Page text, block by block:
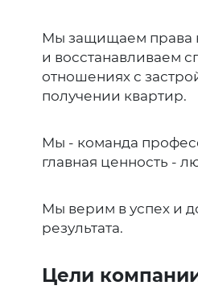
Мы защищаем права
и восстанавливаем
отношениях с
получении квартир.
Мы - команда
главная ценность -
Мы верим в успех и
результата.
Цели